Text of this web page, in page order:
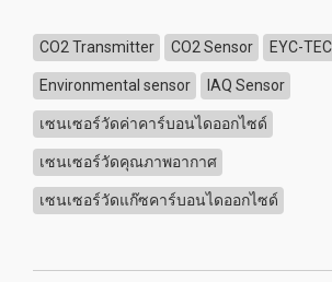
CO2 Transmitter CO2 Sensor EYC-
Environmental sensor IAQ Sensor
เซนเซอร์วัดค่าคาร์บอนไดออกไซด์
เซนเซอร์วัดคุณภาพอากาศ
เซนเซอร์วัดแก๊ซคาร์บอนไดออกไซด์